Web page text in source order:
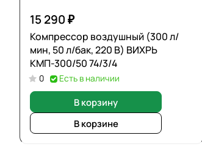
15 290 ₽
Компрессор воздушный (300 л/
мин, 50 л/бак, 220 В) ВИХРЬ
КМП-300/50 74/3/4
0 Есть в наличии
В корзину
В корзине